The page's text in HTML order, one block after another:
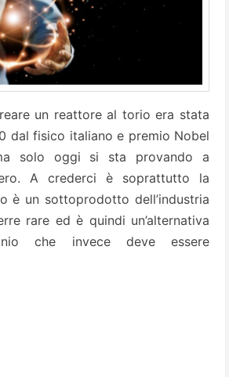
un reattore al torio era stata
dal fisico italiano e premio Nobel
solo oggi si sta provando a
A crederci è soprattutto la
è un sottoprodotto dell’industria
rare ed è quindi un’alternativa
che invece deve essere